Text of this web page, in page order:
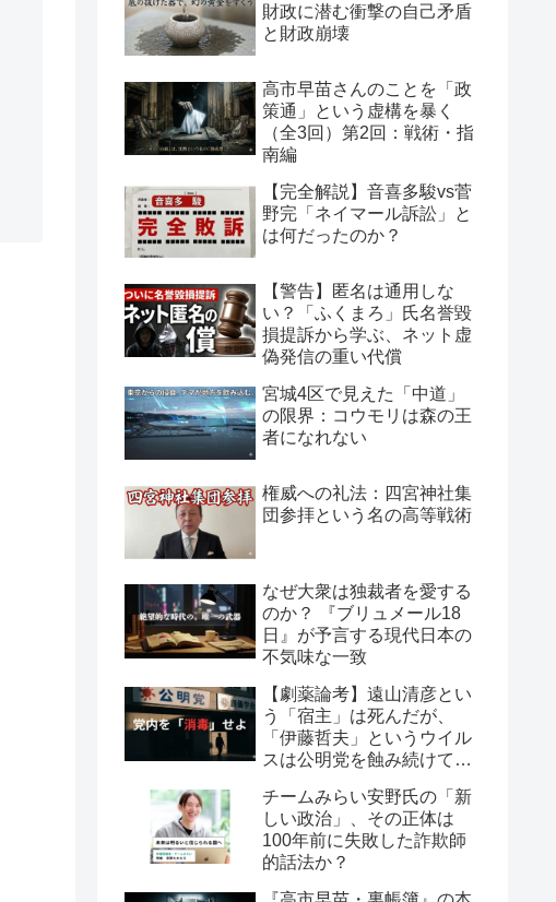
財政に潜む衝撃の自己矛盾
と財政崩壊
高市早苗さんのことを「政
策通」という虚構を暴く
（全3回）第2回：戦術・指
南編
【完全解説】音喜多駿vs菅
野完「ネイマール訴訟」と
は何だったのか？
【警告】匿名は通用しな
い？「ふくまろ」氏名誉毀
損提訴から学ぶ、ネット虚
偽発信の重い代償
宮城4区で見えた「中道」
の限界：コウモリは森の王
者になれない
権威への礼法：四宮神社集
団参拝という名の高等戦術
なぜ大衆は独裁者を愛する
のか？ 『ブリュメール18
日』が予言する現代日本の
不気味な一致
【劇薬論考】遠山清彦とい
う「宿主」は死んだが、
「伊藤哲夫」というウイル
スは公明党を蝕み続けてい
チームみらい安野氏の「新
しい政治」、その正体は
100年前に失敗した詐欺師
的話法か？